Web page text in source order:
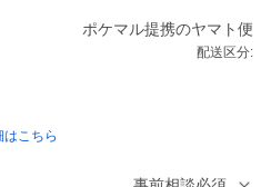
ポケマル提携のヤマト便
配送区分:
こちら